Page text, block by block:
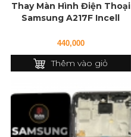
Thay Màn Hình Điện Thoại
Samsung A217F Incell
440,000
Thêm vào giỏ